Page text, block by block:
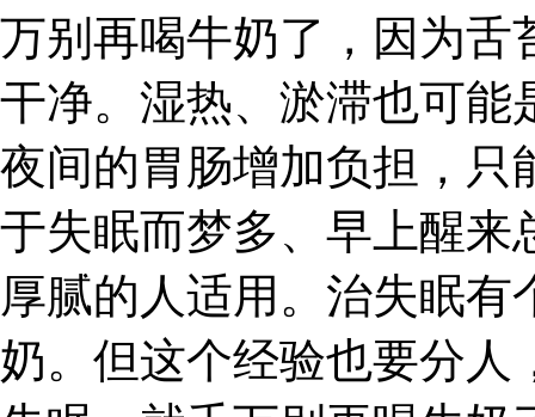
万别再喝牛奶了，因为舌
干净。湿热、淤滞也可能
夜间的胃肠增加负担，
于失眠而梦多、早上醒来
厚腻的人适用。治失眠
奶。但这个经验也要分人